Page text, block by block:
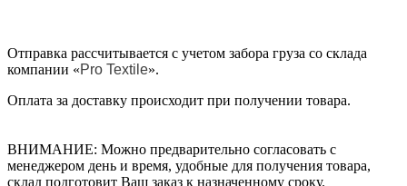
Отправка рассчитывается с учетом забора груза со склада
компании «Pro Textile».
Оплата за доставку происходит при получении товара.
ВНИМАНИЕ: Можно предварительно согласовать с
менеджером день и время, удобные для получения товара,
склад подготовит Ваш заказ к назначенному сроку.